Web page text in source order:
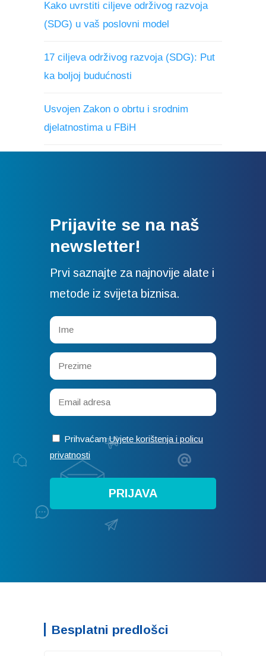
Kako uvrstiti ciljeve održivog razvoja
(SDG) u vaš poslovni model
17 ciljeva održivog razvoja (SDG): Put
ka boljoj budućnosti
Usvojen Zakon o obrtu i srodnim
djelatnostima u FBiH
Prijavite se na naš
newsletter!
Prvi saznajte za najnovije alate i
metode iz svijeta biznisa.
PrihvaćamUvjete korištenja i policu
privatnosti
Besplatni predlošci